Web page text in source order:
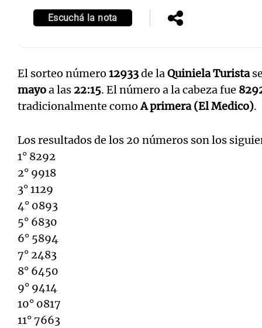
Escuchá la nota
El sorteo número 12933de laQuiniela Turista
mayoa las 22:15. El número a la cabeza fue
tradicionalmente comoA primera (El Medico).
Los resultados de los 20 números son los
1° 8292
2° 9918
3° 1129
4° 0893
5° 6830
6° 5894
7° 2483
8° 6450
9° 9414
10° 0817
11° 7663